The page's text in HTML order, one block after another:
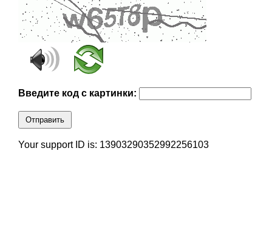
Введите код с картинки:
Отправить
Your support ID is: 13903290352992256103